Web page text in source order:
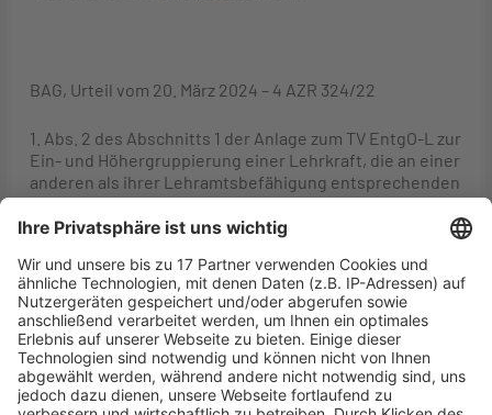
BAG, Urteil vom 20. März 2024 – 4 AZR 324/22
1. Abs. 2 des Abschnitts 1 der Anlage zum TV EntgO-L zur
Ein- und Höhergruppierung einer Lehrkraft, die an einer
anderen als ihrer Lehramtsbefähigung entsprechenden
Schulform eingesetzt wird, findet entsprechende
Anwendung, wenn eine solche Lehrkraft zwar im
wäre wie eine Lehrkraft mit einer dieser anderen
Schulform entsprechenden Lehramtsbefähigung, aber
anders als die letztgenannte Lehrkraft bei einem
Einsatz entsprechend ihrer Lehramtsbefähigung in ein
funktionsloses Amt (hier Oberstudienrätin) befördert
werden könnte (Rn. 23 ff.).